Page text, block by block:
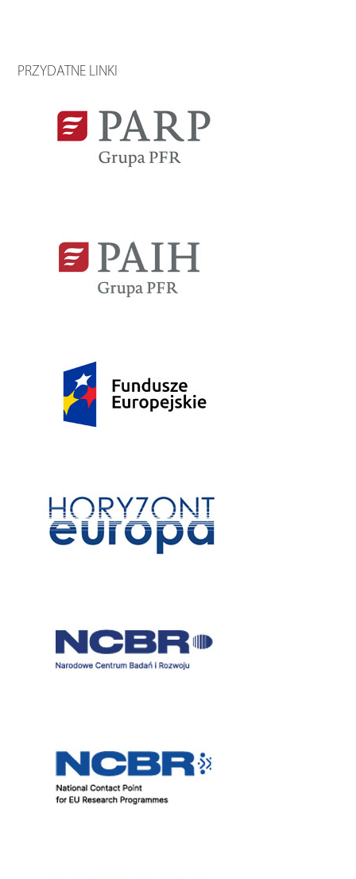
PRZYDATNE LINKI